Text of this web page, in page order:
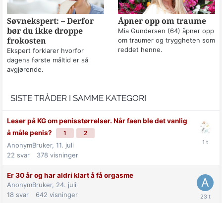
Søvnekspert: – Derfor
bør du ikke droppe
frokosten
Ekspert forklarer hvorfor
dagens første måltid er så
avgjørende.
Åpner opp om traume
Mia Gundersen (64) åpner opp
om traumer og tryggheten som
reddet henne.
SISTE TRÅDER I SAMME KATEGORI
Leser på KG om penisstørrelser. Når faen ble det vanlig
å måle penis?
1 2
AnonymBruker, 11. juli
22 svar 378 visninger
Er 30 år og har aldri klart å få orgasme
AnonymBruker, 24. juli
18 svar 642 visninger